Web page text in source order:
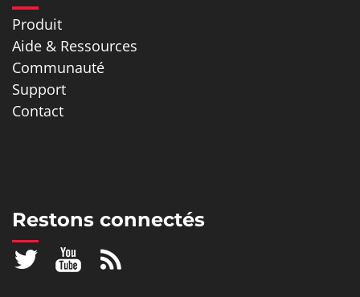
Produit
Aide & Ressources
Communauté
Support
Contact
Restons connectés